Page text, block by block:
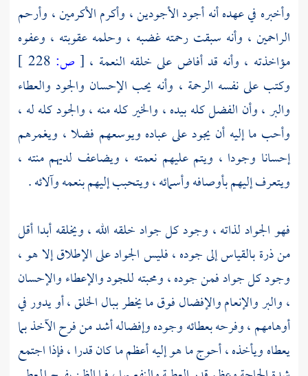
وأخبره في عهده أنه أجود الأجودين ، وأكرم الأكرمين ، وأرحم
الراحمين ، وأنه سبقت رحمته غضبه ، وحلمه عقوبته ، وعفوه
مؤاخذته ، وأنه قد أفاض على خلقه النعمة ، [ ص:
وكتب على نفسه الرحمة ، وأنه يحب الإحسان والجود والعطاء
والبر ، وأن الفضل كله بيده ، والخير كله منه ، والجود كله له ،
وأحب ما إليه أن يجود على عباده ويوسعهم فضلا ، ويغمرهم
إحسانا وجودا ، ويتم عليهم نعمته ، ويضاعف لديهم منته ،
ويتعرف إليهم بأوصافه وأسمائه ، ويتحبب إليهم بنعمه وآلائه .
فهو الجواد لذاته ، وجود كل جواد خلقه الله ، ويخلقه أبدا أقل
من ذرة بالقياس إلى جوده ، فليس الجواد على الإطلاق إلا هو ،
وجود كل جواد فمن جوده ، ومحبته للجود والإعطاء والإحسان
، والبر والإنعام والإفضال فوق ما يخطر ببال الخلق ، أو يدور في
أوهامهم ، وفرحه بعطائه وجوده وإفضاله أشد من فرح الآخذ بما
يعطاه ويأخذه ، أحوج ما هو إليه أعظم ما كان قدرا ، فإذا اجتمع